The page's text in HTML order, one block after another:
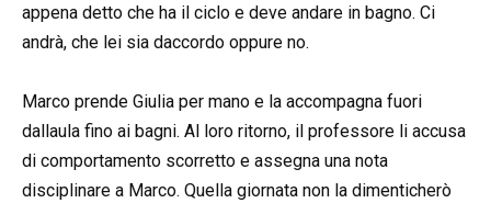
appena detto che ha il ciclo e deve andare in bagno. Ci
andrà, che lei sia daccordo oppure no.
Marco prende Giulia per mano e la accompagna fuori
dallaula fino ai bagni. Al loro ritorno, il professore li accusa
di comportamento scorretto e assegna una nota
disciplinare a Marco. Quella giornata non la dimenticherò